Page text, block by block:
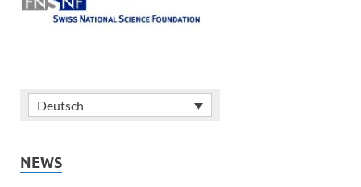
Deutsch
NEWS